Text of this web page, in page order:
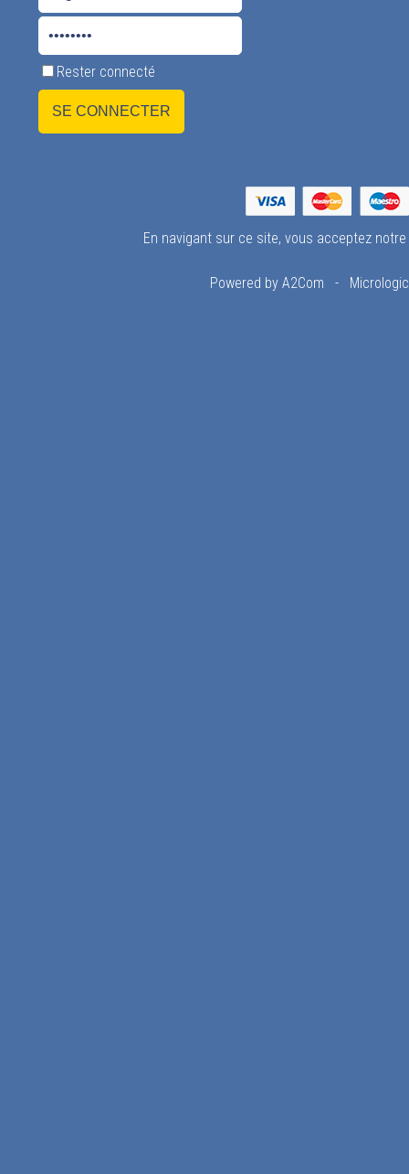
Rester connecté
En navigant sur ce site, vous acceptez notre
Powered by A2Com -